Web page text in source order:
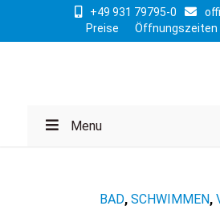
+49 931 79795-0
Preise
Öffnungszeiten
Menu
BAD,SCHWIMMEN,